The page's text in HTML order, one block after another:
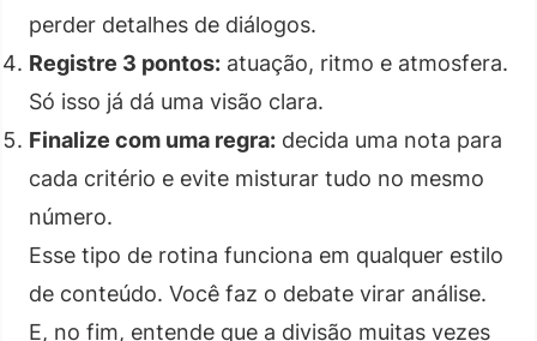
perder detalhes de diálogos.
Registre 3 pontos: atuação, ritmo e atmosfera.
Só isso já dá uma visão clara.
Finalize com uma regra: decida uma nota para
cada critério e evite misturar tudo no mesmo
número.
Esse tipo de rotina funciona em qualquer estilo
de conteúdo. Você faz o debate virar análise.
E, no fim, entende que a divisão muitas vezes